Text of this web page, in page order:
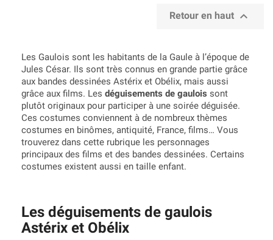
Retour en haut 
Les Gaulois sont les habitants de la Gaule à l’époque de
Jules César. Ils sont très connus en grande partie grâce
aux bandes dessinées Astérix et Obélix, mais aussi
grâce aux films. Les déguisements de gaulois sont
plutôt originaux pour participer à une soirée déguisée.
Ces costumes conviennent à de nombreux thèmes
costumes en binômes, antiquité, France, films… Vous
trouverez dans cette rubrique les personnages
principaux des films et des bandes dessinées. Certains
costumes existent aussi en taille enfant.
Les déguisements de gaulois
Astérix et Obélix